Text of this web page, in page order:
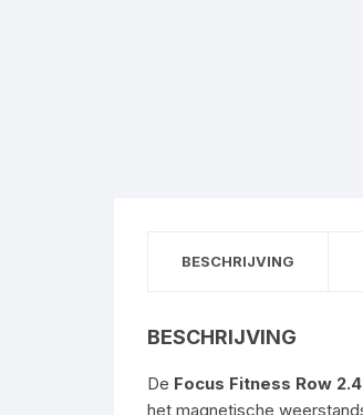
BESCHRIJVING
BESCHRIJVING
De Focus Fitness Row 2.4
het magnetische